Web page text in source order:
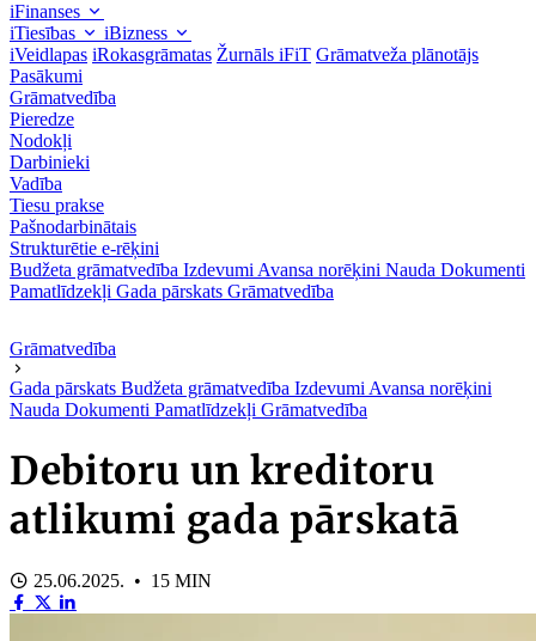
iFinanses
iTiesības
iBizness
iVeidlapas iRokasgrāmatas Žurnāls iFiT Grāmatveža plānotājs
Pasākumi
Grāmatvedība
Pieredze
Nodokļi
Darbinieki
Vadība
Tiesu prakse
Pašnodarbinātais
Strukturētie e-rēķini
Budžeta grāmatvedība Izdevumi Avansa norēķini Nauda Dokumenti
Pamatlīdzekļi Gada pārskats Grāmatvedība
Grāmatvedība
Gada pārskats Budžeta grāmatvedība Izdevumi Avansa norēķini
Nauda Dokumenti Pamatlīdzekļi Grāmatvedība
Debitoru un kreditoru
atlikumi gada pārskatā
25.06.2025. • 15 MIN